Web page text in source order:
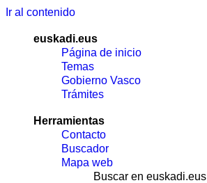
Ir al contenido
euskadi.eus
Página de inicio
Temas
Gobierno Vasco
Trámites
Herramientas
Contacto
Buscador
Mapa web
Buscar en euskadi.eus